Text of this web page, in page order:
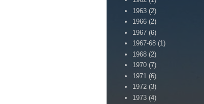
1963 (2)
1966 (2)
1967 (6)
1967-68 (1)
1968 (2)
1970 (7)
1971 (6)
1972 (3)
1973 (4)